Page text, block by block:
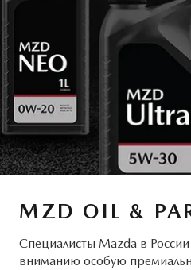
MZD OIL &
Специалисты Mazda в
вниманию особую